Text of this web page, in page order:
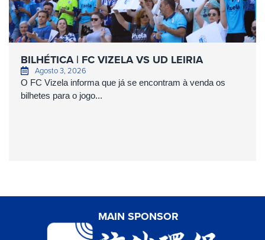
BILHÉTICA | FC VIZELA VS UD LEIRIA
Agosto 3, 2026
O FC Vizela informa que já se encontram à venda os
bilhetes para o jogo...
MAIN SPONSOR